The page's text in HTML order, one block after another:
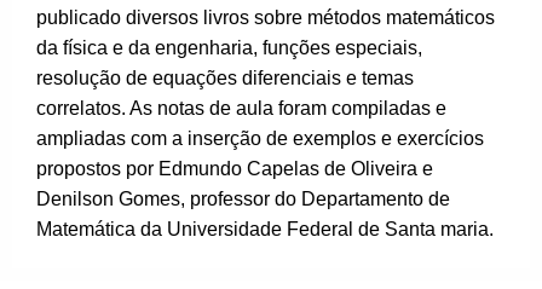
publicado diversos livros sobre métodos matemáticos
da física e da engenharia, funções especiais,
resolução de equações diferenciais e temas
correlatos. As notas de aula foram compiladas e
ampliadas com a inserção de exemplos e exercícios
propostos por Edmundo Capelas de Oliveira e
Denilson Gomes, professor do Departamento de
Matemática da Universidade Federal de Santa maria.